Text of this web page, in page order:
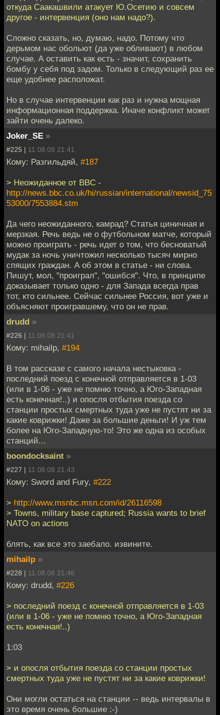
откуда Саакашвили атакует Ю.Осетию и совсем
другое - интервенция (оно нам надо?).
Сложно сказать, но, думаю, надо. Потому что
дерьмом нас обольют (да уже обливают) в любом
случае. А оставить как есть - значит, сохранить
бомбу у себя под задом. Только в следующий раз ее
еще удобнее расположат.
Но в случае интервенции как раз и нужна мощная
информационная поддержка. Иначе конфликт может
зайти очень далеко.
Joker_SE »
#225 | 11.08.08 21:41
Кому: Разгильдяй, #187
> Неожиданное от BBС -
http://news.bbc.co.uk/hi/russian/international/newsid_75
53000/7553884.stm
Да чего неожиданного, камрад? Статья циничная и
мерзкая. Речь ведь не о футбольном матче, который
можно проиграть - речь идет о том, что бесноватый
мудак за ночь уничтожил несколько тысяч мирно
спящих граждан. А об этом в статье - ни слова.
Пишут, мол, "проиграл", "ошибся". Что, в принципе
доказывает только одно - для Запада всегда прав
тот, кто сильнее. Сейчас сильнее Россия, вот уже и
объясняют проигравшему, что он не прав.
drudd »
#226 | 11.08.08 21:41
Кому: mihailp, #194
В том рассказе с самого начала нестыковка -
последний поезд с конечной отправляется в 1-03
(или в 1-06 - уже не помню точно, а Юго-Западная
есть конечная!..) и опосля отбытия поезда со
станции простых смертных туда уже не пустят ни за
какие коврижки! Даже за большие деньги! И уж тем
более на Юго-Западную-то! Это же одна из особых
станций...
boondocksaint »
#227 | 11.08.08 21:43
Кому: Sword and Fury, #222
> http://www.msnbc.msn.com/id/26116598
> Towns, military base captured; Russia wants to brief
NATO on actions
блять, как все это заебало. извините.
mihailp »
#228 | 11.08.08 21:46
Кому: drudd, #226
> последний поезд с конечной отправляется в 1-03
(или в 1-06 - уже не помню точно, а Юго-Западная
есть конечная!..)
1:03
> и опосля отбытия поезда со станции простых
смертных туда уже не пустят ни за какие коврижки!
Они могли остаться на станции -- ведь интервалы в
это время очень большие :-)